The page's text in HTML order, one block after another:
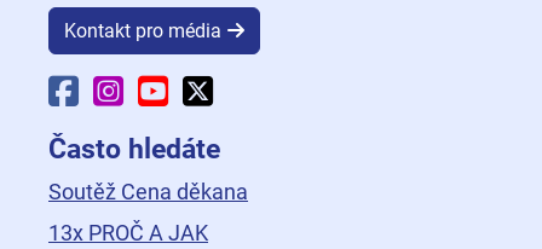
Kontakt pro média
Facebook Fakulty dopravní
Instagram Fakulty dopravní
YouTube Fakulty dopravní
Často hledáte
Soutěž Cena děkana
13x PROČ A JAK